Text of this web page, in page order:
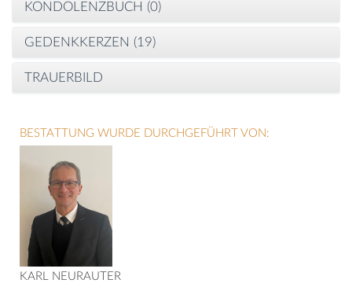
KONDOLENZBUCH (0)
GEDENKKERZEN (19)
TRAUERBILD
BESTATTUNG WURDE DURCHGEFÜHRT VON:
KARL NEURAUTER